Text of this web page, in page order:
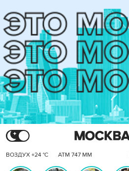
ВОЗДУХ +24 °C АТМ 747 ММ